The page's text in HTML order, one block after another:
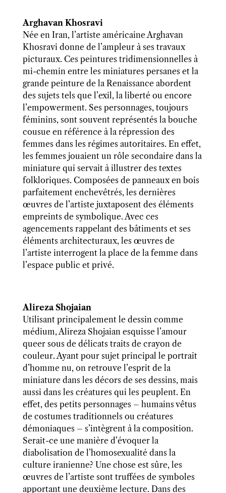
Arghavan Khosravi
Née en Iran, l’artiste américaine Arghavan
Khosravi donne de l’ampleur à ses travaux
picturaux. Ces peintures tridimensionnelles à
mi-chemin entre les miniatures persanes et la
grande peinture de la Renaissance abordent
des sujets tels que l’exil, la liberté ou encore
l’empowerment. Ses personnages, toujours
féminins, sont souvent représentés la bouche
cousue en référence à la répression des
femmes dans les régimes autoritaires. En effet,
les femmes jouaient un rôle secondaire dans la
miniature qui servait à illustrer des textes
folkloriques. Composées de panneaux en bois
parfaitement enchevêtrés, les dernières
œuvres de l’artiste juxtaposent des éléments
empreints de symbolique. Avec ces
agencements rappelant des bâtiments et ses
éléments architecturaux, les œuvres de
l’artiste interrogent la place de la femme dans
l’espace public et privé.
Alireza Shojaian
Utilisant principalement le dessin comme
médium, Alireza Shojaian esquisse l’amour
queer sous de délicats traits de crayon de
couleur. Ayant pour sujet principal le portrait
d’homme nu, on retrouve l’esprit de la
miniature dans les décors de ses dessins, mais
aussi dans les créatures qui les peuplent. En
effet, des petits personnages – humains vêtus
de costumes traditionnels ou créatures
démoniaques – s’intègrent à la composition.
Serait-ce une manière d’évoquer la
diabolisation de l’homosexualité dans la
culture iranienne? Une chose est sûre, les
œuvres de l’artiste sont truffées de symboles
apportant une deuxième lecture. Dans des